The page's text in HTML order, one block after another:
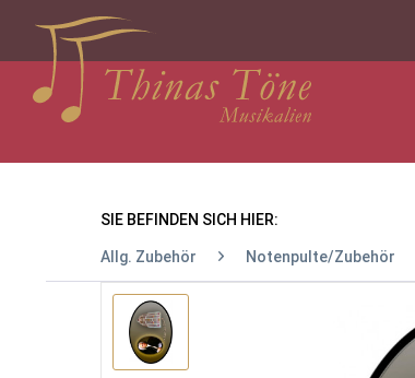
SIE BEFINDEN SICH HIER:
Allg. Zubehör Notenpulte/Zubehör